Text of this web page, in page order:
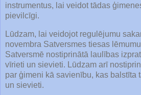
instrumentus, lai veidot tādas
pievilcīgi.
Lūdzam, lai veidojot regulējumu
novembra Satversmes tiesas
Satversmē nostiprinātā laulības
vīrieti un sievieti. Lūdzam arī
par ģimeni kā savienību, kas balstīta
un sievieti.